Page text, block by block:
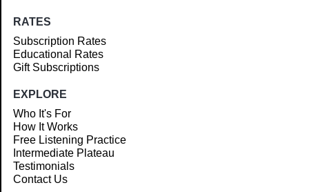
RATES
Subscription Rates
Educational Rates
Gift Subscriptions
EXPLORE
Who It's For
How It Works
Free Listening Practice
Intermediate Plateau
Testimonials
Contact Us